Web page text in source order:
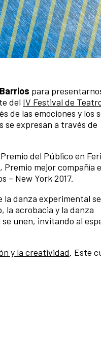
para
del IV Festival de
de las emociones y los
expresan a través de
del Público en
Premio mejor compañía
– New York 2017.
danza experimental
la acrobacia y la danza
unen, invitando al
y la creatividad. Este